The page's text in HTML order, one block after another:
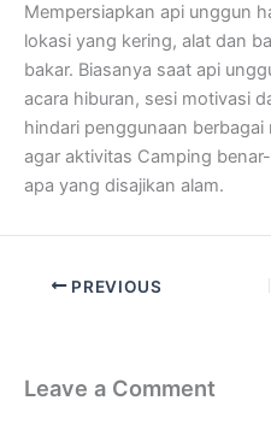
Mempersiapkan api unggun
lokasi yang kering, alat dan
bakar. Biasanya saat api
acara hiburan, sesi motivasi
hindari penggunaan
agar aktivitas Camping
apa yang disajikan alam.
PREVIOUS
Leave a Comment